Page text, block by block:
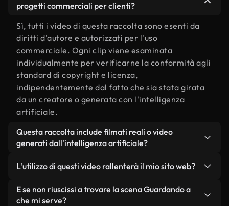
progetti commerciali per clienti?
Sì, tutti i video di questa raccolta sono esenti da
diritti d'autore e autorizzati per l'uso
commerciale. Ogni clip viene esaminata
individualmente per verificarne la conformità agli
standard di copyright e licenza,
indipendentemente dal fatto che sia stata girata
da un creatore o generata con l'intelligenza
artificiale.
Questa raccolta include filmati reali o video
generati dall'intelligenza artificiale?
da filmati reali, girati da persone, relativi a
Guardando a, e da video generati dall'intelligenza
artificiale. Ogni video è chiaramente etichettato,
L'utilizzo di questi video rallenterà il mio sito web?
Non se scegli le nostre versioni ottimizzate.
Offriamo formati leggeri e pronti per il web,
E se non riuscissi a trovare la scena Guardando a
che mi serve?